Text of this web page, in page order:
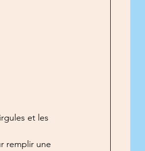
et les
remplir une